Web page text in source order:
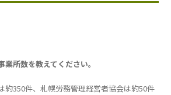
所数を教えてください。
約350件、札幌労務管理経営者協会は約50件